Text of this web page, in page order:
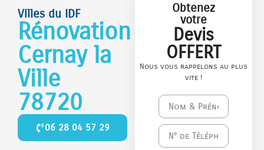
Villes du IDF
Rénovation
Cernay la
Ville
78720
06 28 04 57 29
Obtenez
votre
Devis
OFFERT
Nous vous rappelons au plus
vite !